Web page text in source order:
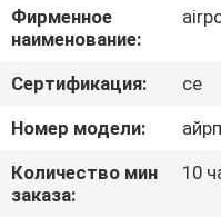
ФАБРИКИ
ПРОВЕРКА
КАЧЕСТВА
Фирменное
наименование:
Сертификация:
ce
Номер модели:
Количество мин
заказа:
10